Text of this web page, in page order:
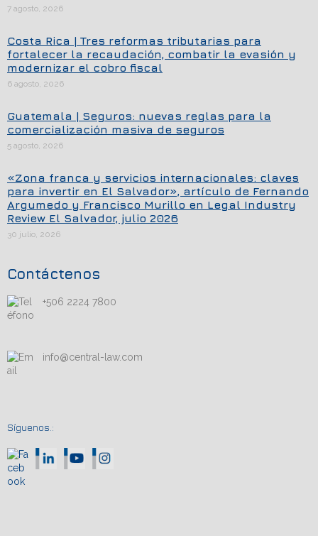
7 agosto, 2026
Costa Rica | Tres reformas tributarias para
fortalecer la recaudación, combatir la evasión y
modernizar el cobro fiscal
6 agosto, 2026
Guatemala | Seguros: nuevas reglas para la
comercialización masiva de seguros
5 agosto, 2026
«Zona franca y servicios internacionales: claves
para invertir en El Salvador», artículo de Fernando
Argumedo y Francisco Murillo en Legal Industry
Review El Salvador, julio 2026
30 julio, 2026
Contáctenos
+506 2224 7800
info@central-law.com
Síguenos.: